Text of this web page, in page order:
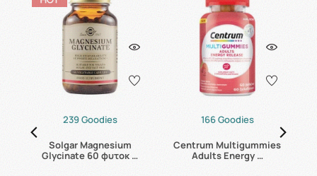
239 Goodies
Solgar Magnesium
Glycinate 60 φυτοκ …
166 Goodies
Centrum Multigummies
Adults Energy …